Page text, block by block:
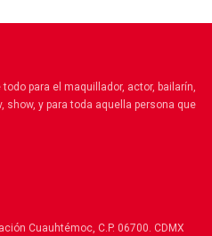
para el maquillador, actor, bailarín,
show, y para toda aquella persona que
Cuauhtémoc, C.P. 06700. CDMX